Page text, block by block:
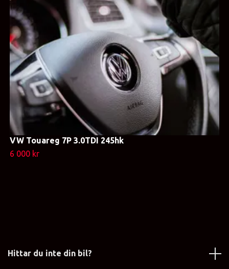
VW Touareg 7P 3.0TDI 245hk
6 000 kr
Hittar du inte din bil?